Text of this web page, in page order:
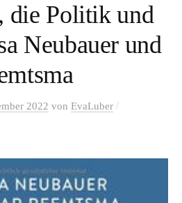
die Politik und
Neubauer und
2022 von EvaLuber /